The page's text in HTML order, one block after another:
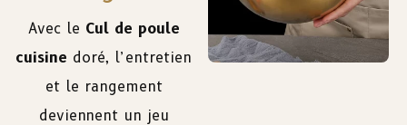
Avec le Cul de poule
cuisine doré, l’entretien
et le rangement
deviennent un jeu